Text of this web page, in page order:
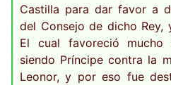
Castilla para dar favor a
del Consejo de dicho Rey,
El cual favoreció
siendo Príncipe contra la
Leonor, y por eso fue